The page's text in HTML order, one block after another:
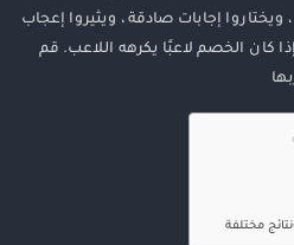
إجابات صادقة ، ويثيروا إعجاب
كان الخصم لاعبًا يكرهه اللاعب. قم
مختلفة